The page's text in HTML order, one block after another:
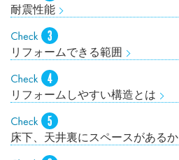
耐震性能
リフォームできる範囲
リフォームしやすい構造とは
床下、天井裏にスペースがあるか